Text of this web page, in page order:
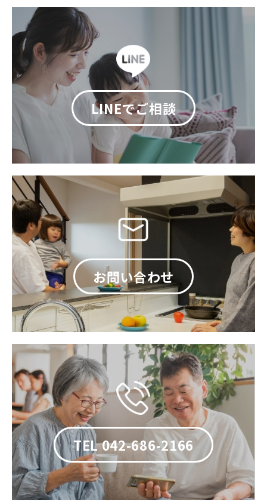
LINEでご相談
お問い合わせ
TEL 042-686-2166